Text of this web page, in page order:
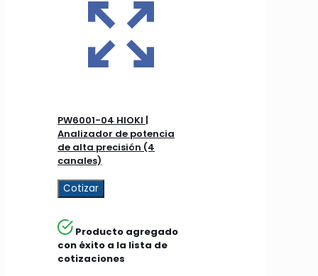
PW6001-04 HIOKI |
Analizador de potencia
de alta precisión (4
canales)
Cotizar
Producto agregado
con éxito a la lista de
cotizaciones